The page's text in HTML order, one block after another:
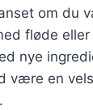
om du
fløde eller
nye
være en